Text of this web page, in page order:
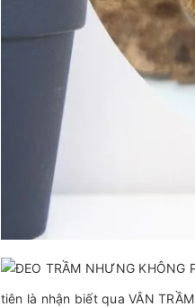
tiên là nhận biết qua VÂN TRẦM